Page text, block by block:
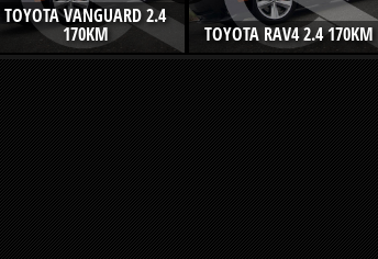
TOYOTA VANGUARD 2.4
170KM TOYOTA RAV4 2.4 170KM